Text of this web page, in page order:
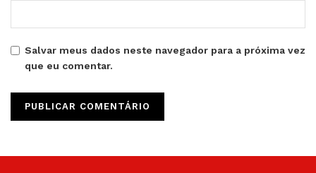
Salvar meus dados neste navegador para a próxima vez
que eu comentar.